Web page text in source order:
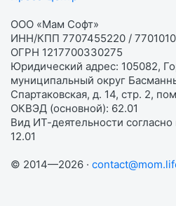
ООО «Мам Софт»
ИНН/КПП 7707455220 /
ОГРН 1217700330275
Юридический адрес: 105082,
муниципальный округ
Спартаковская, д. 14, стр. 2,
ОКВЭД (основной): 62.01
Вид ИТ-деятельности
12.01
© 2014—2026 ·